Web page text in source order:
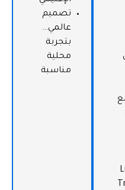
تصميم
عالمي…
بتجربة
محلية
مناسبة